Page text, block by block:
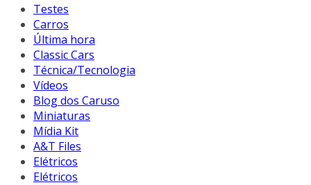
Testes
Carros
Última hora
Classic Cars
Técnica/Tecnologia
Vídeos
Blog dos Caruso
Miniaturas
Mídia Kit
A&T Files
Elétricos
Elétricos